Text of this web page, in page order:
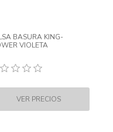
BASURA KING-
VIOLETA